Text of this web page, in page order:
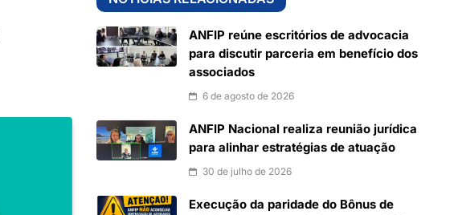
ANFIP reúne escritórios de advocacia
para discutir parceria em benefício dos
associados
6 de agosto de 2026
ANFIP Nacional realiza reunião jurídica
para alinhar estratégias de atuação
30 de julho de 2026
Execução da paridade do Bônus de